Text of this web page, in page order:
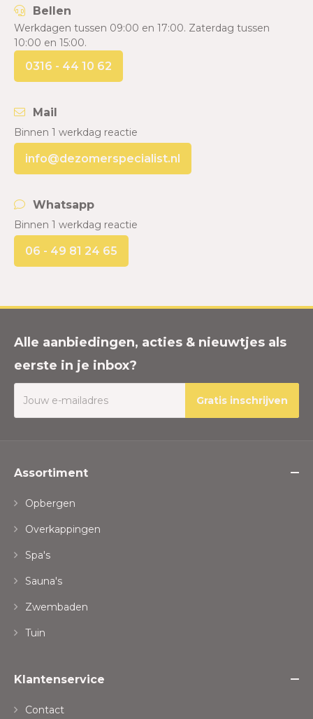
Bellen
Werkdagen tussen 09:00 en 17:00. Zaterdag tussen
10:00 en 15:00.
0316 - 44 10 62
Mail
Binnen 1 werkdag reactie
info@dezomerspecialist.nl
Whatsapp
Binnen 1 werkdag reactie
06 - 49 81 24 65
Alle aanbiedingen, acties & nieuwtjes als
eerste in je inbox?
Gratis inschrijven
Assortiment
Opbergen
Overkappingen
Spa's
Sauna's
Zwembaden
Tuin
Klantenservice
Contact